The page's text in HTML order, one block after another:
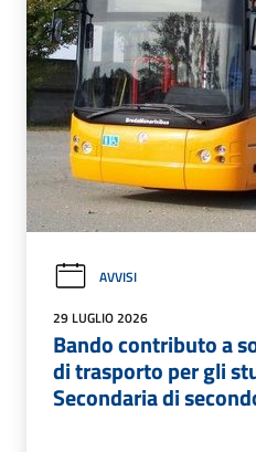
AVVISI
29 LUGLIO 2026
Bando contributo a
di trasporto per gli
Secondaria di